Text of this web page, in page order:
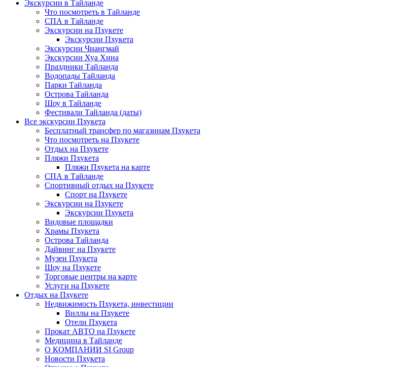
Экскурсии в Тайланде
Что посмотреть в Тайланде
СПА в Тайланде
Экскурсии на Пхукете
Экскурсии Пхукета
Экскурсии Чиангмай
Экскурсии Хуа Хина
Праздники Тайланда
Водопады Тайланда
Парки Тайланда
Острова Тайланда
Шоу в Тайланде
Фестивали Тайланда (даты)
Все экскурсии Пхукета
Бесплатный трансфер по магазинам Пхукета
Что посмотреть на Пхукете
Отдых на Пхукете
Пляжи Пхукета
Пляжи Пхукета на карте
СПА в Тайланде
Спортивный отдых на Пхукете
Спорт на Пхукете
Экскурсии на Пхукете
Экскурсии Пхукета
Видовые площадки
Храмы Пхукета
Острова Тайланда
Дайвинг на Пхукете
Музеи Пхукета
Шоу на Пхукете
Торговые центры на карте
Услуги на Пхукете
Отдых на Пхукете
Недвижимость Пхукета, инвестиции
Виллы на Пхукете
Отели Пхукета
Прокат АВТО на Пхукете
Медицина в Тайланде
О КОМПАНИИ SI Group
Новости Пхукета